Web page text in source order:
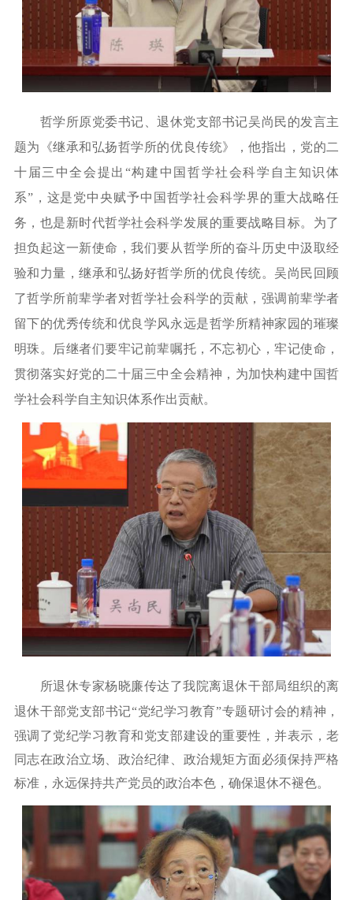
哲学所原党委书记、退休党支部书记吴尚民的发言主
题为《继承和弘扬哲学所的优良传统》，他指出，党的二
十届三中全会提出 “构建中国哲学社会科学自主知识体
系”，这是党中央赋予中国哲学社会科学界的重大战略任
务，也是新时代哲学社会科学发展的重要战略目标。为了
担负起这一新使命，我们要从哲学所的奋斗历史中汲取经
验和力量，继承和弘扬好哲学所的优良传统。吴尚民回顾
了哲学所前辈学者对哲学社会科学的贡献，强调前辈学者
留下的优秀传统和优良学风永远是哲学所精神家园的璀璨
明珠。后继者们要牢记前辈嘱托，不忘初心，牢记使命，
贯彻落实好党的二十届三中全会精神，为加快构建中国哲
学社会科学自主知识体系作出贡献。
所退休专家杨晓廉传达了我院离退休干部局组织的离
退休干部党支部书记“党纪学习教育”专题研讨会的精神，
强调了党纪学习教育和党支部建设的重要性，并表示，老
同志在政治立场、政治纪律、政治规矩方面必须保持严格
标准，永远保持共产党员的政治本色，确保退休不褪色。